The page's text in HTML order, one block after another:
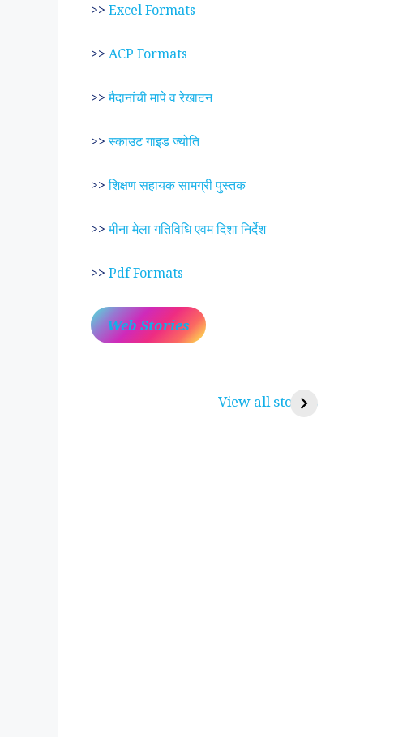
>> Excel Formats
>> ACP Formats
>>मैदानांची मापे व रेखाटन
>>स्काउट गाइड ज्योति
>>शिक्षण सहायक सामग्री पुस्तक
>>मीना मेला गतिविधि एवम दिशा निर्देश
>> Pdf Formats
Web Stories
View all stories
करुणा व प्रेम का प्रतीक
रामसा पीर, रुणेचा रा धणी,